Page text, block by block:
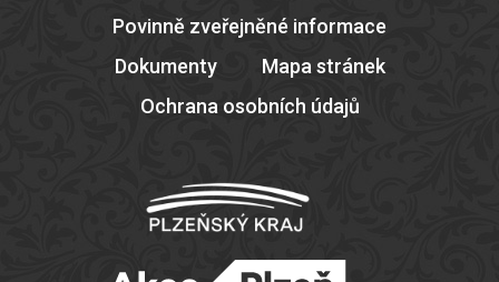
Povinně zveřejněné informace
Dokumenty
Mapa stránek
Ochrana osobních údajů